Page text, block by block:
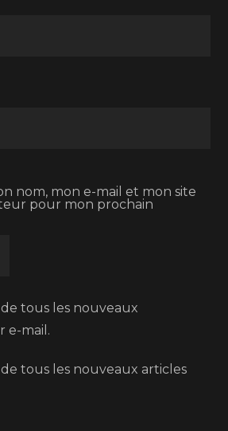
nom, mon e-mail et mon site
pour mon prochain
tous les nouveaux
e-mail.
tous les nouveaux articles